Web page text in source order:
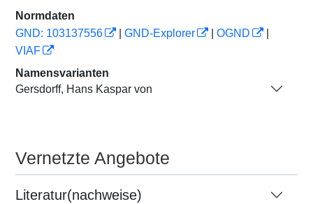
Normdaten
GND: 103137556
GND-Explorer OGND
VIAF
Namensvarianten
Gersdorff, Hans Kaspar von
Vernetzte Angebote
Literatur(nachweise)